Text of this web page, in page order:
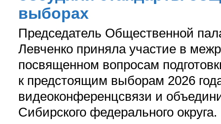
выборах
Председатель Общественной
Левченко приняла участие в
посвященном вопросам
к предстоящим выборам 2026
видеоконференцсвязи и
Сибирского федерального округа.